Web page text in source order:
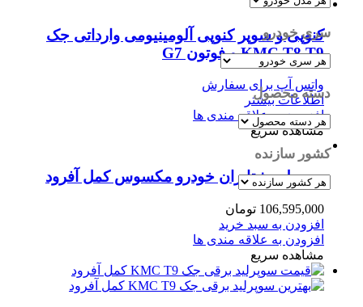
سری خودرو
دسته محصول
کشور سازنده
کنوپی و سوپر کنوپی آلومینیومی وارداتی جک
KMC T8 T9 و فوتون G7
واتس آپ برای سفارش
اطلاعات بیشتر
افزودن به علاقه مندی ها
مشاهده سریع
سوپرلید شتابران خودرو مکسوس کمل آفرود
106,595,000 تومان
افزودن به سبد خرید
افزودن به علاقه مندی ها
مشاهده سریع